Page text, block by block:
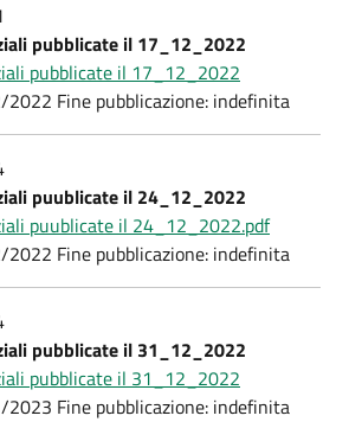
pubblicate il 17_12_2022
pubblicate il 17_12_2022
Fine pubblicazione: indefinita
puublicate il 24_12_2022
puublicate il 24_12_2022.pdf
Fine pubblicazione: indefinita
pubblicate il 31_12_2022
pubblicate il 31_12_2022
Fine pubblicazione: indefinita